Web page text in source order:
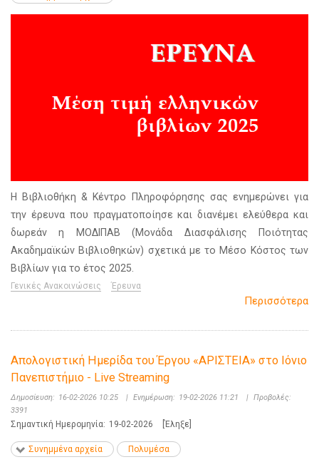
Η Βιβλιοθήκη & Κέντρο Πληροφόρησης σας ενημερώνει για
την έρευνα που πραγματοποίησε και διανέμει ελεύθερα και
δωρεάν η ΜΟΔΙΠΑΒ (Μονάδα Διασφάλισης Ποιότητας
Ακαδημαϊκών Βιβλιοθηκών) σχετικά με το Μέσο Κόστος των
Βιβλίων για το έτος 2025.
Γενικές Ανακοινώσεις Έρευνα
Περισσότερα
Απολογιστική Ημερίδα του Έργου «ΑΡΙΣΤΕΙΑ» στο Ιόνιο
Πανεπιστήμιο - Live Streaming
Δημοσίευση: 16-02-2026 10:25 | Ενημέρωση: 19-02-2026 11:21 | Προβολές:
3391
Σημαντική Ημερομηνία: 19-02-2026 [Έληξε]
Συνημμένα αρχεία Πολυμέσα